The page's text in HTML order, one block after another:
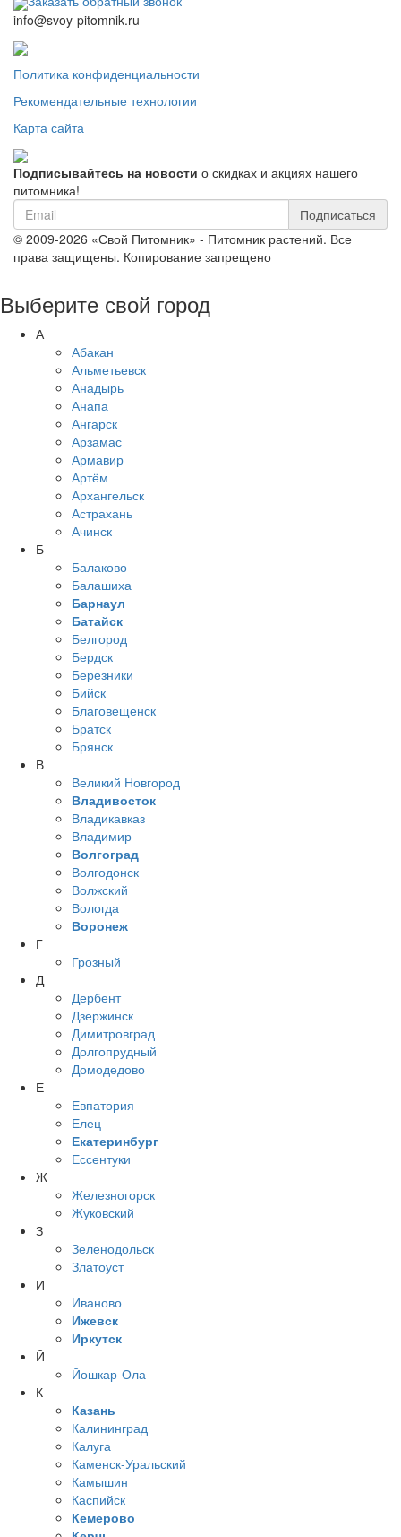
info@svoy-pitomnik.ru
Политика конфиденциальности
Рекомендательные технологии
Карта сайта
Подписывайтесь на новости о скидках и акциях нашего
питомника!
Подписаться
© 2009-2026 «Свой Питомник» - Питомник растений. Все
права защищены. Копирование запрещено
Выберите свой город
А
Абакан
Альметьевск
Анадырь
Анапа
Ангарск
Арзамас
Армавир
Артём
Архангельск
Астрахань
Ачинск
Б
Балаково
Балашиха
Барнаул
Батайск
Белгород
Бердск
Березники
Бийск
Благовещенск
Братск
Брянск
В
Великий Новгород
Владивосток
Владикавказ
Владимир
Волгоград
Волгодонск
Волжский
Вологда
Воронеж
Г
Грозный
Д
Дербент
Дзержинск
Димитровград
Долгопрудный
Домодедово
Е
Евпатория
Елец
Екатеринбург
Ессентуки
Ж
Железногорск
Жуковский
З
Зеленодольск
Златоуст
И
Иваново
Ижевск
Иркутск
Й
Йошкар-Ола
К
Казань
Калининград
Калуга
Каменск-Уральский
Камышин
Каспийск
Кемерово